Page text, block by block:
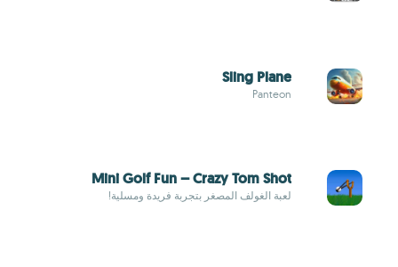
Sling Plane
Panteon
Mini Golf Fun – Crazy Tom Shot
لعبة الغولف المصغر بتجربة فريدة ومسلية!